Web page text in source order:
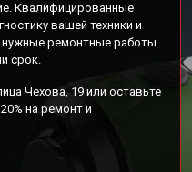
Квалифицированные
вашей техники и
ремонтные работы
срок.
Чехова, 19 или оставьте
на ремонт и